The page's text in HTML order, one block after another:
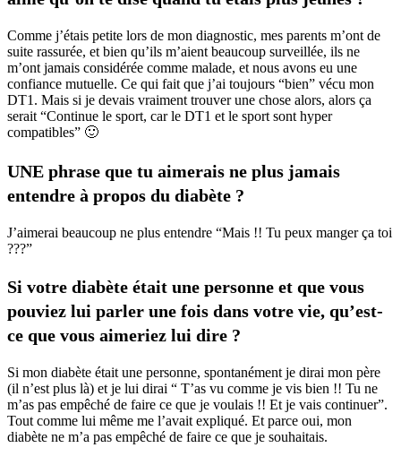
Comme j’étais petite lors de mon diagnostic, mes parents m’ont de
suite rassurée, et bien qu’ils m’aient beaucoup surveillée, ils ne
m’ont jamais considérée comme malade, et nous avons eu une
confiance mutuelle. Ce qui fait que j’ai toujours “bien” vécu mon
DT1. Mais si je devais vraiment trouver une chose alors, alors ça
serait “Continue le sport, car le DT1 et le sport sont hyper
compatibles” 🙂
UNE phrase que tu aimerais ne plus jamais
entendre à propos du diabète ?
J’aimerai beaucoup ne plus entendre “Mais !! Tu peux manger ça toi
???”
Si votre diabète était une personne et que vous
pouviez lui parler une fois dans votre vie, qu’est-
ce que vous aimeriez lui dire ?
Si mon diabète était une personne, spontanément je dirai mon père
(il n’est plus là) et je lui dirai “ T’as vu comme je vis bien !! Tu ne
m’as pas empêché de faire ce que je voulais !! Et je vais continuer”.
Tout comme lui même me l’avait expliqué. Et parce oui, mon
diabète ne m’a pas empêché de faire ce que je souhaitais.